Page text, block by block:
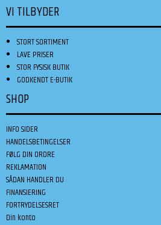
VI TILBYDER
STORT SORTIMENT
LAVE PRISER
STOR FYSISK BUTIK
GODKENDT E-BUTIK
SHOP
INFO SIDER
HANDELSBETINGELSER
FØLG DIN ORDRE
REKLAMATION
SÅDAN HANDLER DU
FINANSIERING
FORTRYDELSESRET
Din konto